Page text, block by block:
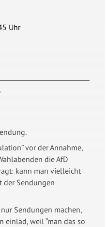
Uhr
vor der Annahme,
die AfD
kann man vielleicht
der Sendungen
Sendungen machen,
einläd, weil “man das so